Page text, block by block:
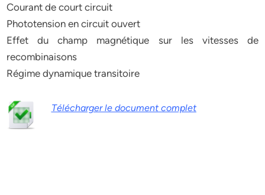
Courant de court circuit
Phototension en circuit ouvert
Effet du champ magnétique sur les vitesses de
recombinaisons
Régime dynamique transitoire
Télécharger le document complet